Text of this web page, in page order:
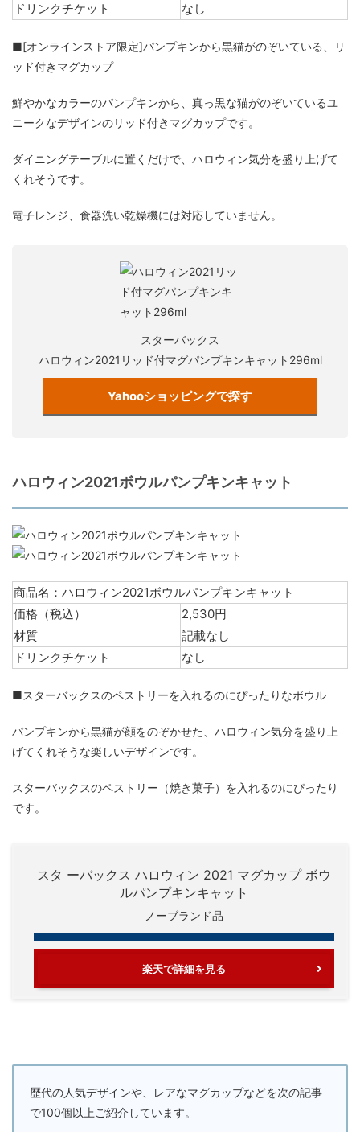
ドリンクチケット
なし
■[オンラインストア限定]パンプキンから黒猫がのぞいている、リ
ッド付きマグカップ
鮮やかなカラーのパンプキンから、真っ黒な猫がのぞいているユ
ニークなデザインのリッド付きマグカップです。
ダイニングテーブルに置くだけで、ハロウィン気分を盛り上げて
くれそうです。
電子レンジ、食器洗い乾燥機には対応していません。
スターバックス
ハロウィン2021リッド付マグパンプキンキャット296ml
Yahooショッピングで探す
ハロウィン2021ボウルパンプキンキャット
商品名：ハロウィン2021ボウルパンプキンキャット
価格（税込）
2,530円
材質
記載なし
ドリンクチケット
なし
■スターバックスのペストリーを入れるのにぴったりなボウル
パンプキンから黒猫が顔をのぞかせた、ハロウィン気分を盛り上
げてくれそうな楽しいデザインです。
スターバックスのペストリー（焼き菓子）を入れるのにぴったり
です。
スタ ーバックス ハロウィン 2021 マグカップ ボウ
ルパンプキンキャット
ノーブランド品
楽天で詳細を見る
歴代の人気デザインや、レアなマグカップなどを次の記事
で100個以上ご紹介しています。